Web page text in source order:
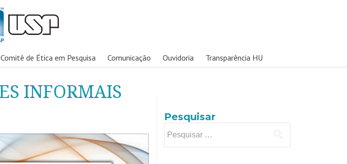
Comitê de Ética em Pesquisa Comunicação Ouvidoria Transparência HU
INFORMAIS
Pesquisar